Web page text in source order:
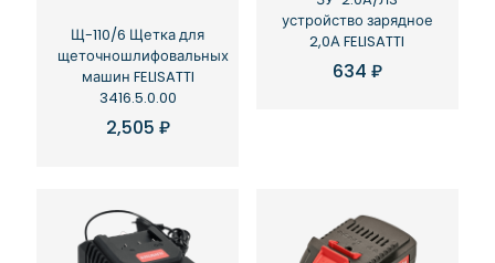
Щ-110/6 Щетка для
щеточношлифовальных
машин FELISATTI
3416.5.0.00
2,505 ₽
устройство зарядное
2,0А FELISATTI
634 ₽